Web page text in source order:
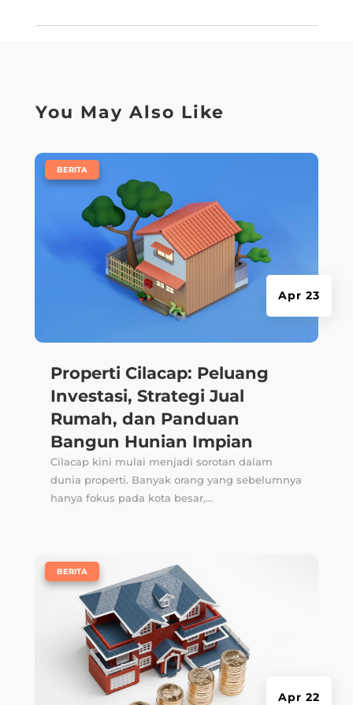
You May Also Like
Properti Cilacap: Peluang
Investasi, Strategi Jual
Rumah, dan Panduan
Bangun Hunian Impian
Apr 23
BERITA
Cilacap kini mulai menjadi sorotan dalam
dunia properti. Banyak orang yang sebelumnya
hanya fokus pada kota besar,...
Apr 22
BERITA